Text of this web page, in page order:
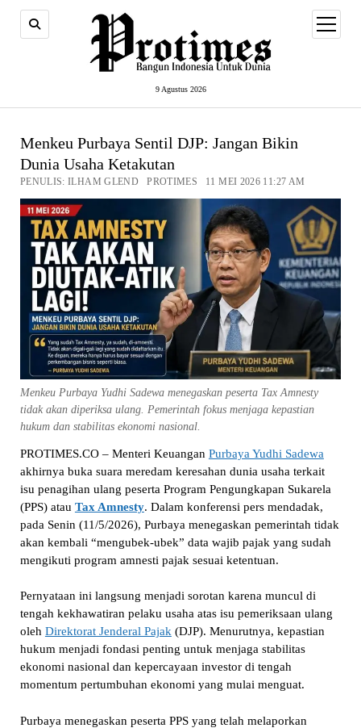
9 Agustus 2026
open
menu
Menkeu Purbaya Sentil DJP: Jangan Bikin
Dunia Usaha Ketakutan
PENULIS: ILHAM GLEND PROTIMES 11 MEI 2026 11:27 AM
Menkeu Purbaya Yudhi Sadewa menegaskan peserta Tax Amnesty
tidak akan diperiksa ulang. Pemerintah fokus menjaga kepastian
hukum dan stabilitas ekonomi nasional.
PROTIMES.CO – Menteri Keuangan Purbaya Yudhi Sadewa
akhirnya buka suara meredam keresahan dunia usaha terkait
isu penagihan ulang peserta Program Pengungkapan Sukarela
(PPS) atau Tax Amnesty. Dalam konferensi pers mendadak,
pada Senin (11/5/2026), Purbaya menegaskan pemerintah tidak
akan kembali “mengubek-ubek” data wajib pajak yang sudah
mengikuti program amnesti pajak sesuai ketentuan.
Pernyataan ini langsung menjadi sorotan karena muncul di
tengah kekhawatiran pelaku usaha atas isu pemeriksaan ulang
oleh Direktorat Jenderal Pajak (DJP). Menurutnya, kepastian
hukum menjadi fondasi penting untuk menjaga stabilitas
ekonomi nasional dan kepercayaan investor di tengah
momentum pertumbuhan ekonomi yang mulai menguat.
Purbaya menegaskan peserta PPS yang telah melaporkan